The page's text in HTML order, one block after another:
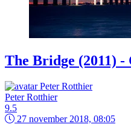
The Bridge (2011) -
Peter Rotthier
9.5
27 november 2018, 08:05